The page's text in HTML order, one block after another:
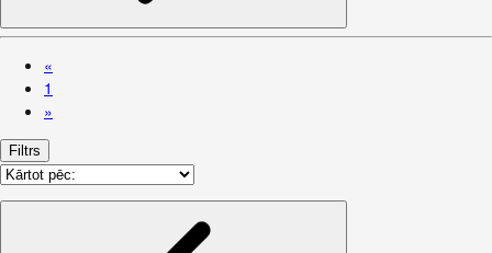
«
1
»
Filtrs